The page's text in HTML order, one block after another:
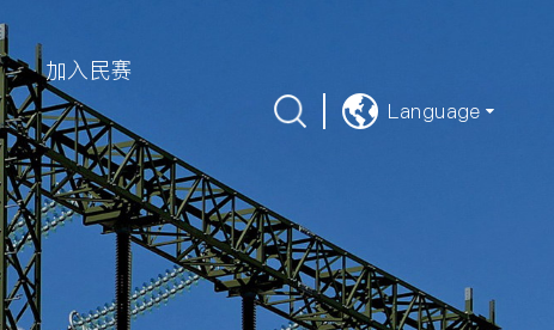
加入民赛
Language